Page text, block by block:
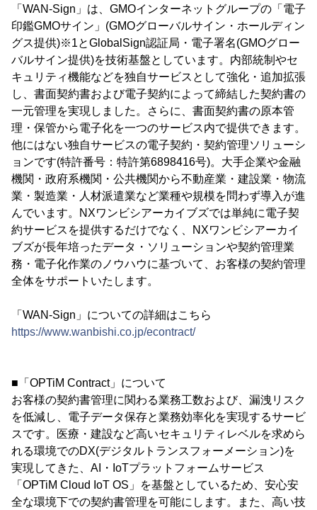
「WAN-Sign」は、GMOインターネットグループの「電子
印鑑GMOサイン」(GMOグローバルサイン・ホールディン
グス提供)※1とGlobalSign認証局・電子署名(GMOグロー
バルサイン提供)を技術基盤としています。内部統制やセ
キュリティ機能などを独自サービスとして強化・追加拡張
し、書面契約書および電子契約によって締結した契約書の
一元管理を実現しました。さらに、書面契約書の原本管
理・保管から電子化を一つのサービス内で提供できます。
他にはない独自サービスの電子契約・契約管理ソリューシ
ョンです(特許番号：特許第6898416号)。大手企業や金融
機関・政府系機関・公共機関から不動産業・建設業・物流
業・製造業・人材派遣業など業種や規模を問わず導入が進
んでいます。NXワンビシアーカイブズでは単純に電子契
約サービスを提供するだけでなく、NXワンビシアーカイ
ブズが長年培ったデータ・ソリューションや契約管理業
務・電子化作業のノウハウに基づいて、お客様の契約管理
全体をサポートいたします。
「WAN-Sign」についての詳細はこちら
https://www.wanbishi.co.jp/econtract/
■「OPTiM Contract」について
お客様の契約書管理に関わる業務工数および、漏洩リスク
を低減し、電子データ保存と業務効率化を実現するサービ
スです。医療・建設など高いセキュリティレベルを求めら
れる環境でのDX(デジタルトランスフォーメーション)を
実現してきた、AI・IoTプラットフォームサービス
「OPTiM Cloud IoT OS」を基盤としているため、安心安
全な環境下での契約書管理を可能にします。また、高い技